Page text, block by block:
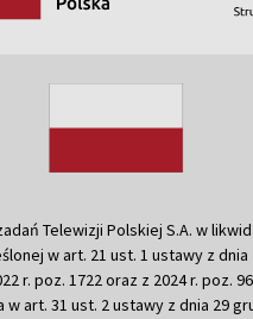
Telewizji Polskiej S.A. w
w art. 21 ust. 1 ustawy z dnia
r. poz. 1722 oraz z 2024 r. poz.
art. 31 ust. 2 ustawy z dnia 29